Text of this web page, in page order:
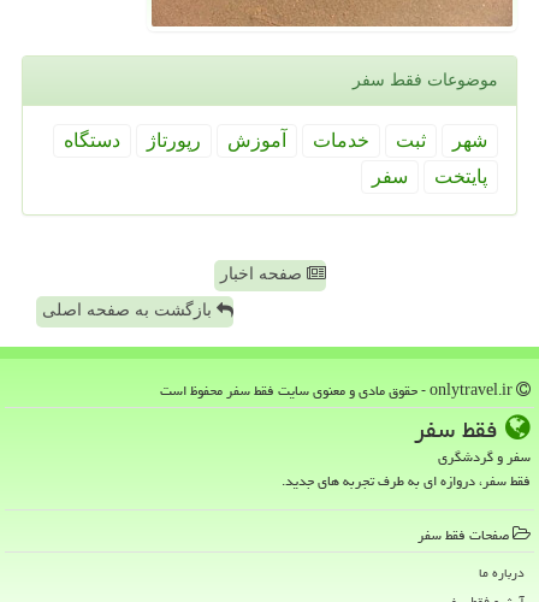
موضوعات فقط سفر
شهر ثبت خدمات آموزش رپورتاژ
دستگاه
پایتخت
سفر
صفحه اخبار
بازگشت به صفحه اصلی
فقط سفر
سفر و گردشگری
فقط سفر، دروازه ای به طرف تجربه های جدید.
صفحات فقط سفر
درباره ما